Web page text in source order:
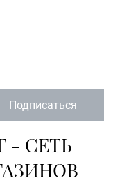
Подписаться
- СЕТЬ